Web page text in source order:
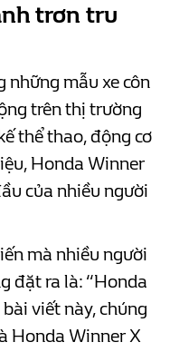
trơn tru
những mẫu xe côn
trên thị trường
thể thao, động cơ
Honda Winner
của nhiều người
mà nhiều người
đặt ra là: “Honda
viết này, chúng
Honda Winner X